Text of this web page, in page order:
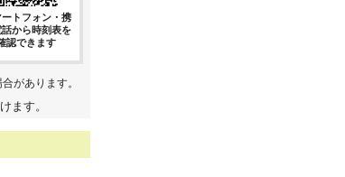
ートフォン・携
から時刻表を
認できます
があります。
ます。